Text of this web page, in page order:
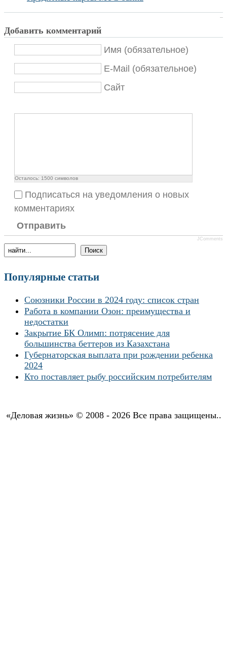
Добавить комментарий
Имя (обязательное)
E-Mail (обязательное)
Сайт
Осталось: 1500 символов
Подписаться на уведомления о новых
комментариях
Отправить
JComments
Популярные статьи
Союзники России в 2024 году: список стран
Работа в компании Озон: преимущества и
недостатки
Закрытие БК Олимп: потрясение для
большинства беттеров из Казахстана
Губернаторская выплата при рождении ребенка
2024
Кто поставляет рыбу российским потребителям
«Деловая жизнь» © 2008 - 2026 Все права защищены..